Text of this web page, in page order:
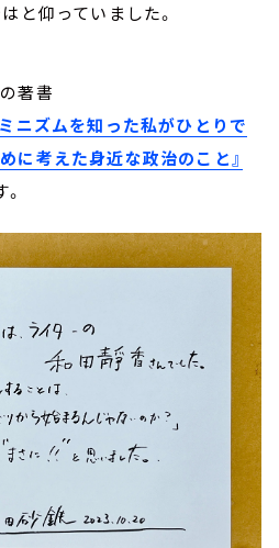
と仰っていました。
著書
ニズムを知った私がひとりで
に考えた身近な政治のこと』